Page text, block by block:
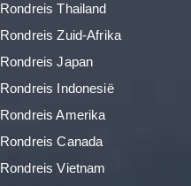
Rondreis Thailand
Rondreis Zuid-Afrika
Rondreis Japan
Rondreis Indonesië
Rondreis Amerika
Rondreis Canada
Rondreis Vietnam